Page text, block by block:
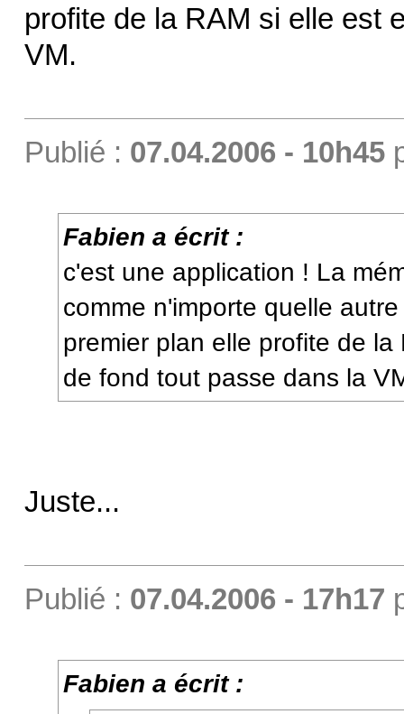
profite de la RAM si elle est
VM.
Publié : 07.04.2006 - 10h45
Fabien a écrit :
c'est une application ! La
comme n'importe quelle
premier plan elle profite de
de fond tout passe dans la
Juste...
Publié : 07.04.2006 - 17h17
Fabien a écrit :